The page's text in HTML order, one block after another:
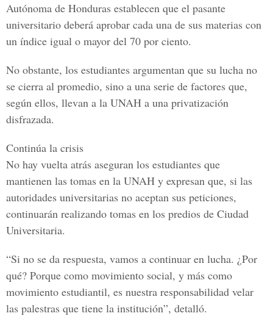
Autónoma de Honduras establecen que el pasante
universitario deberá aprobar cada una de sus materias con
un índice igual o mayor del 70 por ciento.
No obstante, los estudiantes argumentan que su lucha no
se cierra al promedio, sino a una serie de factores que,
según ellos, llevan a la UNAH a una privatización
disfrazada.
Continúa la crisis
No hay vuelta atrás aseguran los estudiantes que
mantienen las tomas en la UNAH y expresan que, si las
autoridades universitarias no aceptan sus peticiones,
continuarán realizando tomas en los predios de Ciudad
Universitaria.
“Si no se da respuesta, vamos a continuar en lucha. ¿Por
qué? Porque como movimiento social, y más como
movimiento estudiantil, es nuestra responsabilidad velar
las palestras que tiene la institución”, detalló.